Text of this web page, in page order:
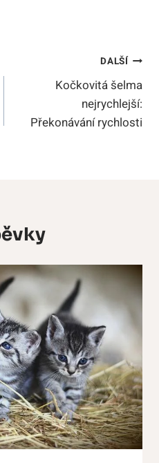
DALŠÍ
Kočkovitá šelma
nejrychlejší:
Překonávání rychlosti